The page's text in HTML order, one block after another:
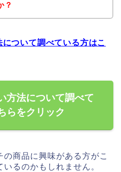
？
ついて調べている方はこ
方法について調べて
らをクリック
商品に興味がある方がこ
るのかもしれません。